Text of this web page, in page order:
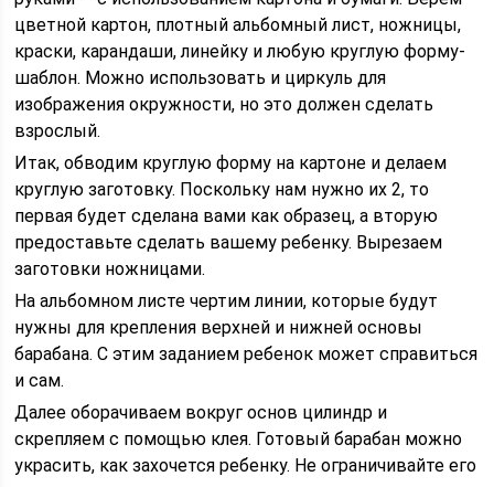
цветной картон, плотный альбомный лист, ножницы,
краски, карандаши, линейку и любую круглую форму-
шаблон. Можно использовать и циркуль для
изображения окружности, но это должен сделать
взрослый.
Итак, обводим круглую форму на картоне и делаем
круглую заготовку. Поскольку нам нужно их 2, то
первая будет сделана вами как образец, а вторую
предоставьте сделать вашему ребенку. Вырезаем
заготовки ножницами.
На альбомном листе чертим линии, которые будут
нужны для крепления верхней и нижней основы
барабана. С этим заданием ребенок может справиться
и сам.
Далее оборачиваем вокруг основ цилиндр и
скрепляем с помощью клея. Готовый барабан можно
украсить, как захочется ребенку. Не ограничивайте его